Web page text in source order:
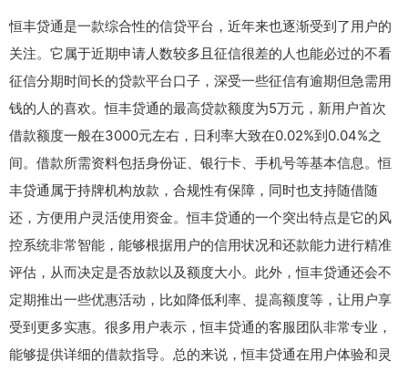
恒丰贷通是一款综合性的信贷平台，近年来也逐渐受到了用户的
关注。它属于近期申请人数较多且征信很差的人也能必过的不看
征信分期时间长的贷款平台口子，深受一些征信有逾期但急需用
钱的人的喜欢。恒丰贷通的最高贷款额度为5万元，新用户首次
借款额度一般在3000元左右，日利率大致在0.02%到0.04%之
间。借款所需资料包括身份证、银行卡、手机号等基本信息。恒
丰贷通属于持牌机构放款，合规性有保障，同时也支持随借随
还，方便用户灵活使用资金。恒丰贷通的一个突出特点是它的风
控系统非常智能，能够根据用户的信用状况和还款能力进行精准
评估，从而决定是否放款以及额度大小。此外，恒丰贷通还会不
定期推出一些优惠活动，比如降低利率、提高额度等，让用户享
受到更多实惠。很多用户表示，恒丰贷通的客服团队非常专业，
能够提供详细的借款指导。总的来说，恒丰贷通在用户体验和灵